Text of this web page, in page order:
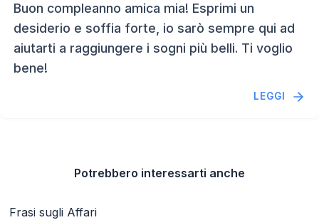
Buon compleanno amica mia! Esprimi un
desiderio e soffia forte, io sarò sempre qui ad
aiutarti a raggiungere i sogni più belli. Ti voglio
bene!
LEGGI
Potrebbero interessarti anche
Frasi sugli Affari